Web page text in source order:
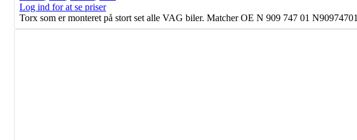
Log ind for at se priser
Torx som er monteret på stort set alle VAG biler. Matcher OE N 909 747 01 N90974701